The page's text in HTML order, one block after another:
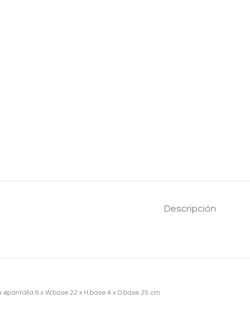
Descripción
øpantalla 6 x W.base 22 x H.base 4 x D.base 25 cm